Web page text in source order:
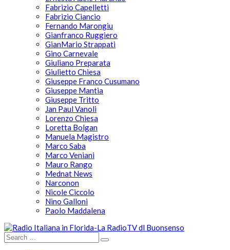
Fabrizio Capelletti
Fabrizio Ciancio
Fernando Marongiu
Gianfranco Ruggiero
GianMario Strappati
Gino Carnevale
Giuliano Preparata
Giulietto Chiesa
Giuseppe Franco Cusumano
Giuseppe Mantia
Giuseppe Tritto
Jan Paul Vanoli
Lorenzo Chiesa
Loretta Bolgan
Manuela Magistro
Marco Saba
Marco Veniani
Mauro Rango
Mednat News
Narconon
Nicole Ciccolo
Nino Galloni
Paolo Maddalena